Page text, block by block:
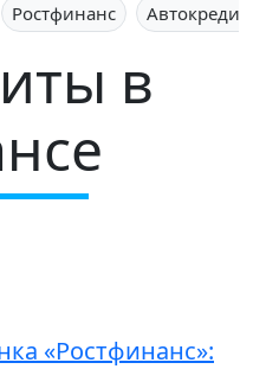
Ростфинанс
в
«Ростфинанс»: